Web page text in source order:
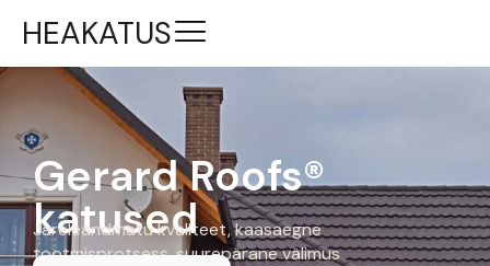
HEAKATUS
Gerard Roofs®
katused
Järeleandmatu kvaliteet, kaasaegne
tootmisprotsess, suurepärane välimus